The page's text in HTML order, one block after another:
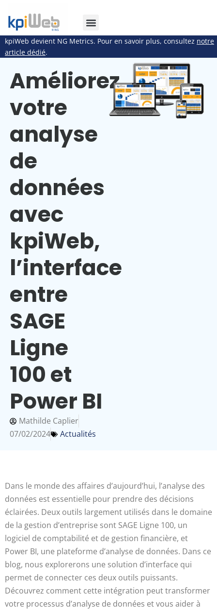
kpiWeb devient NG Metrics. Pour en savoir plus, consultez notre
article dédié.
Améliorez
votre
analyse
de
données
avec
kpiWeb,
l’interface
entre
SAGE
Ligne
100 et
Power BI
Mathilde Caplier
07/02/2024
Actualités
Dans le monde des affaires d’aujourd’hui, l’analyse des
données est essentielle pour prendre des décisions
éclairées. Deux outils largement utilisés dans le domaine
de la gestion d’entreprise sont SAGE Ligne 100, un
logiciel de comptabilité et de gestion financière, et
Power BI, une plateforme d’analyse de données. Dans ce
blog, nous explorerons une solution d’interface qui
permet de connecter ces deux outils puissants.
Découvrez comment cette intégration peut transformer
votre processus d’analyse de données et vous aider à